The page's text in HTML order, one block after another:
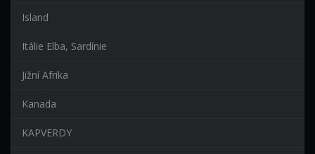
Island
Itálie Elba, Sardínie
Jižní Afrika
Kanada
KAPVERDY